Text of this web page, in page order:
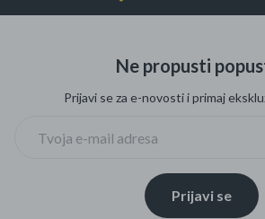
Ne propusti
Prijavi se za e-novosti i primaj
Prijavi se